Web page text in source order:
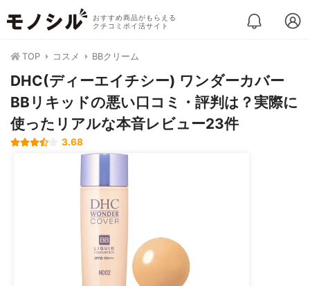
おすすめ商品がもらえる
クチコミポイ活サイト
TOP コスメ BBクリーム
DHC(ディーエイチシー) ワンダーカバー
BBリキッドの悪い口コミ・評判は？実際に
使ったリアルな本音レビュー23件
3.68